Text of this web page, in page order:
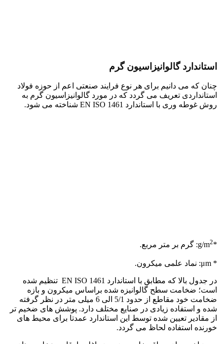
استاندارد گالوانیزاسیون گرم
چنان که می دانیم برای هر نوع فرایند صنعتی اعم از حوزه فولاد
استانداردی تعریف می گردد که در مورد گالوانیزاسیون گرم به
روش غوطه وری با استاندارد EN ISO 1461 شناخته می شود.
*g/m
2 : گرم بر متر مربع.
* μm: نماد علمی میکرون.
در جدول بالا که مطابق با استاندارد EN ISO 1461 تنظیم شده
است؛ ضخامت سطح گالوانیزه شده براساس میکرون و بازه
ضخامت خود مقاطع از حدود 5/1 الی 6 میلی متر در نظر گرفته
شده و استفاده زیادی در صنایع مختلف دارد. پوشش های ضخیم تر
از مقادیر تعیین شده توسط این استاندارد عمدتا برای محیط های
خورنده استفاده لحاظ می گردد.